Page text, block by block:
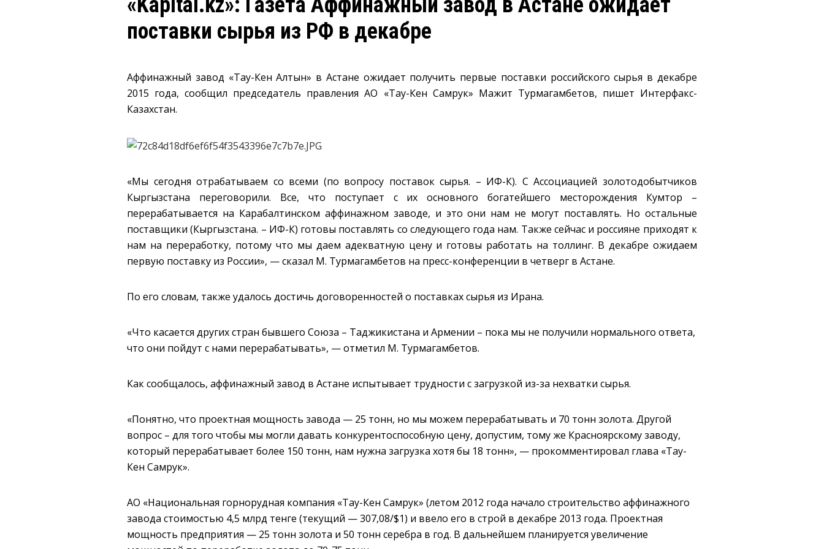
поставки сырья из РФ в декабре
Аффинажный завод «Тау-Кен Алтын» в Астане ожидает получить первые поставки российского сырья в декабре
2015 года, сообщил председатель правления АО «Тау-Кен Самрук» Мажит Турмагамбетов, пишет Интерфакс-
Казахстан.
«Мы сегодня отрабатываем со всеми (по вопросу поставок сырья. – ИФ-К). С Ассоциацией золотодобытчиков
Кыргызстана переговорили. Все, что поступает с их основного богатейшего месторождения Кумтор –
перерабатывается на Карабалтинском аффинажном заводе, и это они нам не могут поставлять. Но остальные
поставщики (Кыргызстана. – ИФ-К) готовы поставлять со следующего года нам. Также сейчас и россияне приходят к
нам на переработку, потому что мы даем адекватную цену и готовы работать на толлинг. В декабре ожидаем
первую поставку из России», — сказал М. Турмагамбетов на пресс-конференции в четверг в Астане.
По его словам, также удалось достичь договоренностей о поставках сырья из Ирана.
«Что касается других стран бывшего Союза – Таджикистана и Армении – пока мы не получили нормального ответа,
что они пойдут с нами перерабатывать», — отметил М. Турмагамбетов.
Как сообщалось, аффинажный завод в Астане испытывает трудности с загрузкой из-за нехватки сырья.
«Понятно, что проектная мощность завода — 25 тонн, но мы можем перерабатывать и 70 тонн золота. Другой
вопрос – для того чтобы мы могли давать конкурентоспособную цену, допустим, тому же Красноярскому заводу,
который перерабатывает более 150 тонн, нам нужна загрузка хотя бы 18 тонн», — прокомментировал глава «Тау-
Кен Самрук».
АО «Национальная горнорудная компания «Тау-Кен Самрук» (летом 2012 года начало строительство аффинажного
завода стоимостью 4,5 млрд тенге (текущий — 307,08/$1) и ввело его в строй в декабре 2013 года. Проектная
мощность предприятия — 25 тонн золота и 50 тонн серебра в год. В дальнейшем планируется увеличение